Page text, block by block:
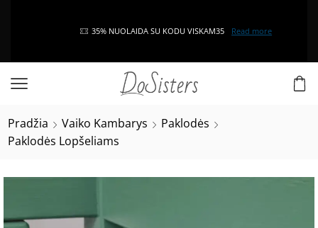
35% NUOLAIDA SU KODU VISKAM35 Read more
Pradžia Vaiko Kambarys
Paklodės
Paklodės Lopšeliams